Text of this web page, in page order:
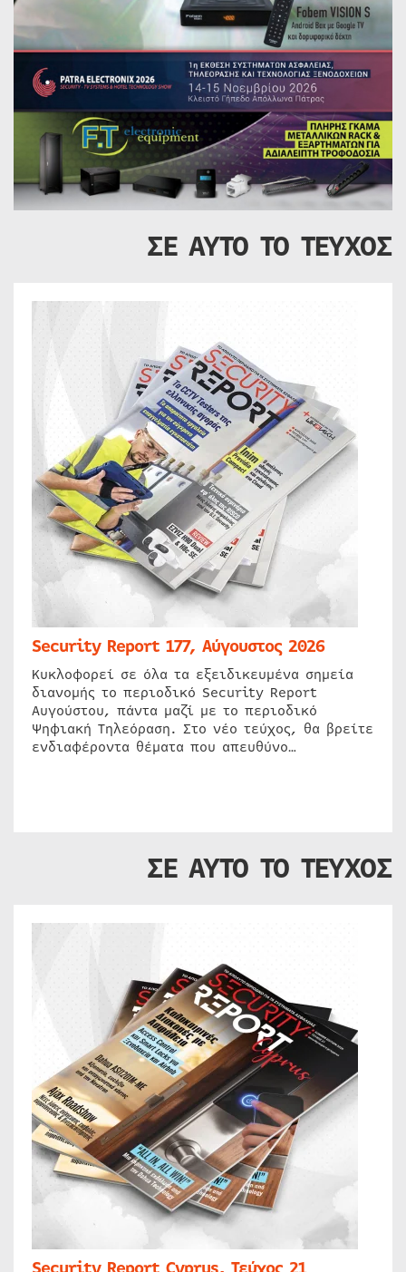
ΣΕ ΑΥΤΟ ΤΟ ΤΕΥΧΟΣ
Security Report 177, Αύγουστος 2026
Κυκλοφορεί σε όλα τα εξειδικευμένα σημεία
διανομής το περιοδικό Security Report
Αυγούστου, πάντα μαζί με το περιοδικό
Ψηφιακή Τηλεόραση. Στο νέο τεύχος, θα βρείτε
ενδιαφέροντα θέματα που απευθύνο…
ΣΕ ΑΥΤΟ ΤΟ ΤΕΥΧΟΣ